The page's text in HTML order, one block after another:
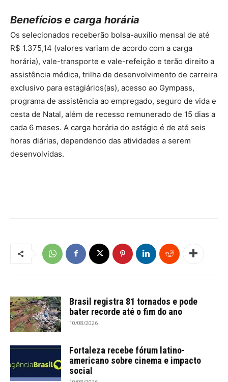
Benefícios e carga horária
Os selecionados receberão bolsa-auxílio mensal de até
R$ 1.375,14 (valores variam de acordo com a carga
horária), vale-transporte e vale-refeição e terão direito a
assistência médica, trilha de desenvolvimento de carreira
exclusivo para estagiários(as), acesso ao Gympass,
programa de assistência ao empregado, seguro de vida e
cesta de Natal, além de recesso remunerado de 15 dias a
cada 6 meses. A carga horária do estágio é de até seis
horas diárias, dependendo das atividades a serem
desenvolvidas.
Brasil registra 81 tornados e pode
bater recorde até o fim do ano
10/08/2026
Fortaleza recebe fórum latino-
americano sobre cinema e impacto
social